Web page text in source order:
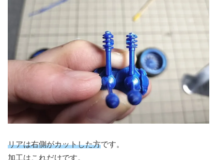
リアは右側がカットした方です。
加工はこれだけです。